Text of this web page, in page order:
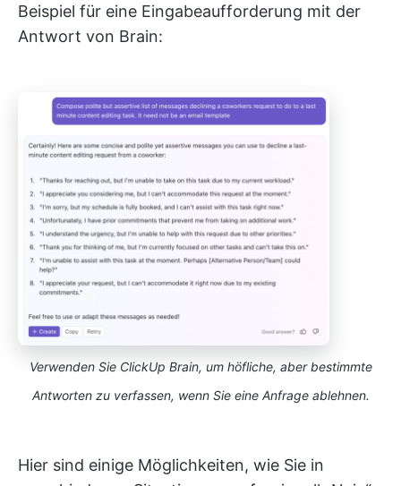
Beispiel für eine Eingabeaufforderung mit der
Antwort von Brain:
Verwenden Sie ClickUp Brain, um höfliche, aber bestimmte
Antworten zu verfassen, wenn Sie eine Anfrage ablehnen.
Hier sind einige Möglichkeiten, wie Sie in